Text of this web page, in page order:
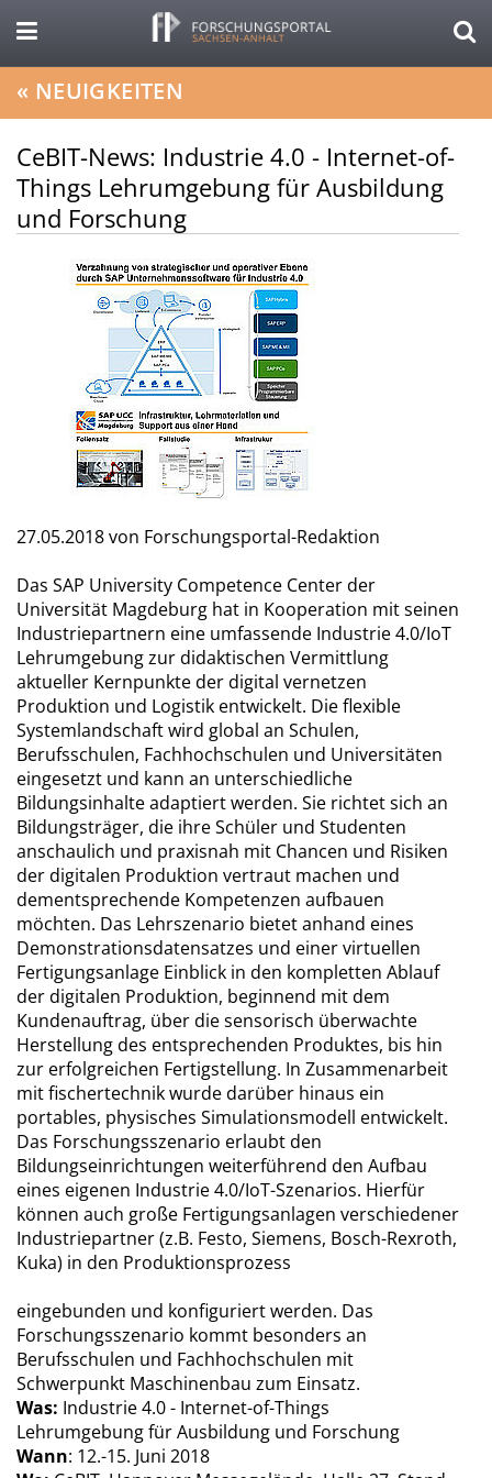
« NEUIGKEITEN
CeBIT-News: Industrie 4.0 - Internet-of-
Things Lehrumgebung für Ausbildung
und Forschung
27.05.2018von Forschungsportal-Redaktion
Das SAP University Competence Center der
Universität Magdeburg hat in Kooperation mit seinen
Industriepartnern eine umfassende Industrie 4.0/IoT
Lehrumgebung zur didaktischen Vermittlung
aktueller Kernpunkte der digital vernetzen
Produktion und Logistik entwickelt. Die flexible
Systemlandschaft wird global an Schulen,
Berufsschulen, Fachhochschulen und Universitäten
eingesetzt und kann an unterschiedliche
Bildungsinhalte adaptiert werden. Sie richtet sich an
Bildungsträger, die ihre Schüler und Studenten
anschaulich und praxisnah mit Chancen und Risiken
der digitalen Produktion vertraut machen und
dementsprechende Kompetenzen aufbauen
möchten. Das Lehrszenario bietet anhand eines
Demonstrationsdatensatzes und einer virtuellen
Fertigungsanlage Einblick in den kompletten Ablauf
der digitalen Produktion, beginnend mit dem
Kundenauftrag, über die sensorisch überwachte
Herstellung des entsprechenden Produktes, bis hin
zur erfolgreichen Fertigstellung. In Zusammenarbeit
mit fischertechnik wurde darüber hinaus ein
portables, physisches Simulationsmodell entwickelt.
Das Forschungsszenario erlaubt den
Bildungseinrichtungen weiterführend den Aufbau
eines eigenen Industrie 4.0/IoT-Szenarios. Hierfür
können auch große Fertigungsanlagen verschiedener
Industriepartner (z.B. Festo, Siemens, Bosch-Rexroth,
Kuka) in den Produktionsprozess
eingebunden und konfiguriert werden. Das
Forschungsszenario kommt besonders an
Berufsschulen und Fachhochschulen mit
Schwerpunkt Maschinenbau zum Einsatz.
Was: Industrie 4.0 - Internet-of-Things
Lehrumgebung für Ausbildung und Forschung
Wann: 12.-15. Juni 2018